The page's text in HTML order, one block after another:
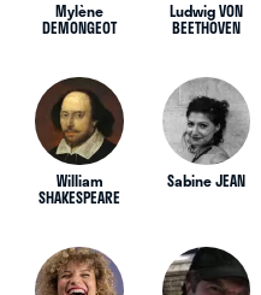
Mylène
DEMONGEOT
Ludwig VON
BEETHOVEN
William
SHAKESPEARE
Sabine JEAN